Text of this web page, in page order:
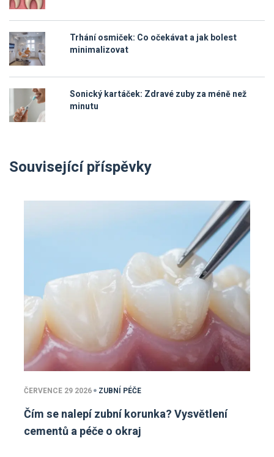
Trhání osmiček: Co očekávat a jak bolest
minimalizovat
Sonický kartáček: Zdravé zuby za méně než
minutu
Související příspěvky
ČERVENCE 29 2026 ZUBNÍ PÉČE
Čím se nalepí zubní korunka? Vysvětlení
cementů a péče o okraj